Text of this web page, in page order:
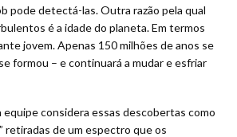
pode detectá-las. Outra razão pela qual
é a idade do planeta. Em termos
jovem. Apenas 150 milhões de anos se
formou – e continuará a mudar e esfriar
equipe considera essas descobertas como
retiradas de um espectro que os